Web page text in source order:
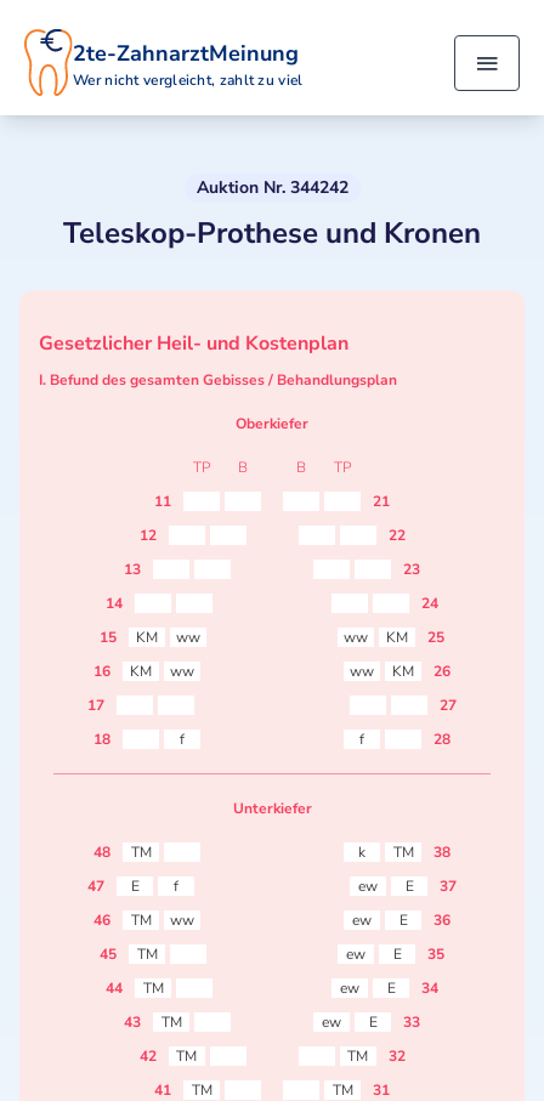
2te-ZahnarztMeinung
Wer nicht vergleicht, zahlt zu viel
Auktion Nr. 344242
Teleskop-Prothese und Kronen
Gesetzlicher Heil- und Kostenplan
I. Befund des gesamten Gebisses / Behandlungsplan
Oberkiefer
TP B B
TP
11
21
12
22
13
23
14
24
15
KM ww ww KM
25
16
KM ww ww KM
26
17
27
18
f f 28
Unterkiefer
48 TM k TM
38
47
E f ew E
37
46
TM ww ew E
36
45
TM ew E
35
44
TM ew E
34
43
TM ew E
33
42
TM TM
32
41
TM TM
31